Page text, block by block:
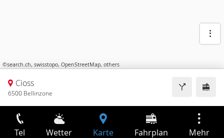
©search.ch, swisstopo, OpenStreetMap, others
Cioss
6500 Bellinzone
Tel Wetter Karte Fahrplan Mehr